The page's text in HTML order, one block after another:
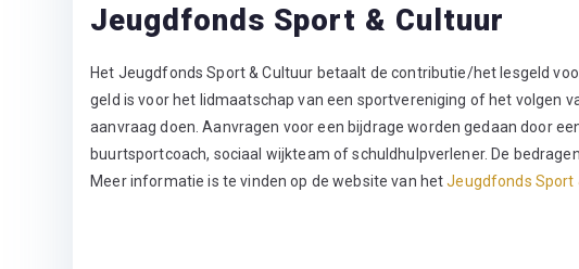
Jeugdfonds Sport & Cultuur
Het Jeugdfonds Sport & Cultuur betaalt de contributie/het lesgeld
geld is voor het lidmaatschap van een sportvereniging of het volgen
aanvraag doen. Aanvragen voor een bijdrage worden gedaan door
buurtsportcoach, sociaal wijkteam of schuldhulpverlener. De
Meer informatie is te vinden op de website van hetJeugdfonds Sport